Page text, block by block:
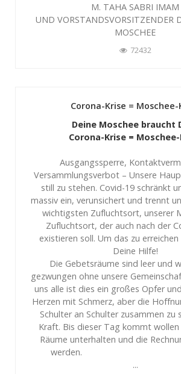
M. TAHA SABRI IMAM
UND VORSTANDSVORSITZENDER
MOSCHEE
72432
Corona-Krise = Moschee-
Deine Moschee braucht
Corona-Krise =
Ausgangssperre,
Versammlungsverbot – Unsere
still zu stehen. Covid-19 schränkt
massiv ein, verunsichert und trennt
wichtigsten Zufluchtsort, unserer
Zufluchtsort, der auch nach der
existieren soll. Um das zu
Deine Hilfe!
Die Gebetsräume sind leer und
gezwungen ohne unsere
uns alle ist dies ein großes Opfer
Herzen mit Schmerz, aber die
Schulter an Schulter zusammen zu
Kraft. Bis dieser Tag kommt
Räume unterhalten und die
...